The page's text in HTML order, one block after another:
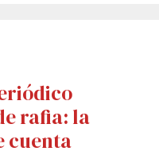
rafia: la
cuenta